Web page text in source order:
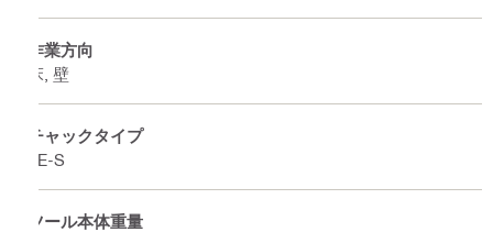
作業方向
床, 壁
チャックタイプ
TE-S
ツール本体重量